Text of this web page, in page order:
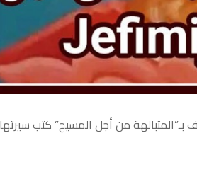
من أجل المسيح” كتب سيرتها